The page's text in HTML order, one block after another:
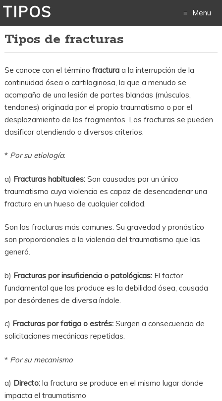
TIPOS Menu
content
Tipos de fracturas
Se conoce con el término fracturaa la interrupción de la
continuidad ósea o cartilaginosa, la que a menudo se
acompaña de una lesión de partes blandas (músculos,
tendones) originada por el propio traumatismo o por el
desplazamiento de los fragmentos. Las fracturas se pueden
clasificar atendiendo a diversos criterios.
* Por su etiología:
a) Fracturas habituales:Son causadas por un único
traumatismo cuya violencia es capaz de desencadenar una
fractura en un hueso de cualquier calidad.
Son las fracturas más comunes. Su gravedad y pronóstico
son proporcionales a la violencia del traumatismo que las
generó.
b) Fracturas por insuficiencia o patológicas:El factor
fundamental que las produce es la debilidad ósea, causada
por desórdenes de diversa índole.
c) Fracturas por fatiga o estrés:Surgen a consecuencia de
solicitaciones mecánicas repetidas.
* Por su mecanismo
a) Directo: la fractura se produce en el mismo lugar donde
impacta el traumatismo